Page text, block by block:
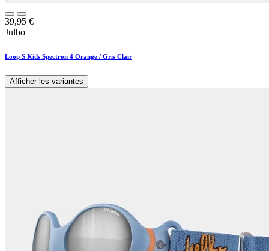
39,95 €
Julbo
Loop S Kids Spectron 4 Orange / Gris Clair
Afficher les variantes